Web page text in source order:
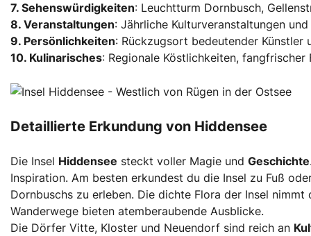
7. Sehenswürdigkeiten: Leuchtturm Dornbusch,
8. Veranstaltungen: Jährliche Kulturveranstaltungen
9. Persönlichkeiten: Rückzugsort bedeutender Künstler
10. Kulinarisches: Regionale Köstlichkeiten, fangfrischer
Detaillierte Erkundung von Hiddensee
Die Insel Hiddensee steckt voller Magie und Geschichte
Inspiration. Am besten erkundest du die Insel zu Fuß
Dornbuschs zu erleben. Die dichte Flora der Insel
Wanderwege bieten atemberaubende Ausblicke.
Die Dörfer Vitte, Kloster und Neuendorf sind reich an